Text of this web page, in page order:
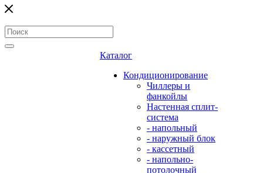
Каталог
Кондиционирование
Чиллеры и
фанкойлы
Настенная сплит-
система
- напольный
- наружный блок
- кассетный
- напольно-
потолочный